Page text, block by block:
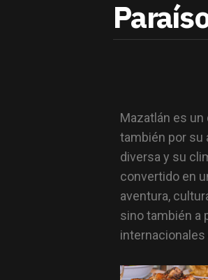
Mazatlán es
también por su
diversa y su
convertido en
aventura,
sino también a
internacionales